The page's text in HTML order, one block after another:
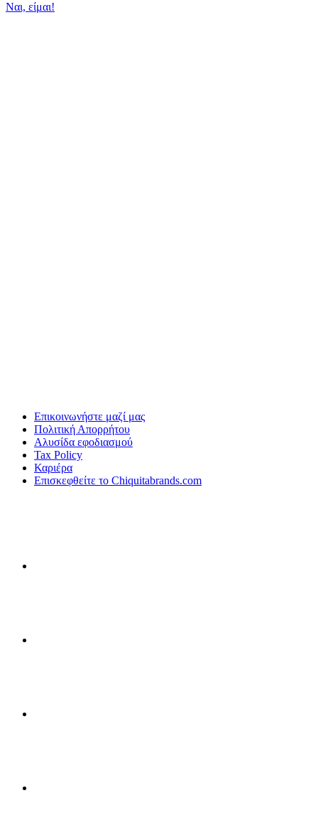
Ναι, είμαι!
Επικοινωνήστε μαζί μας
Πολιτική Απορρήτου
Αλυσίδα εφοδιασμού
Tax Policy
Καριέρα
Επισκεφθείτε το Chiquitabrands.com